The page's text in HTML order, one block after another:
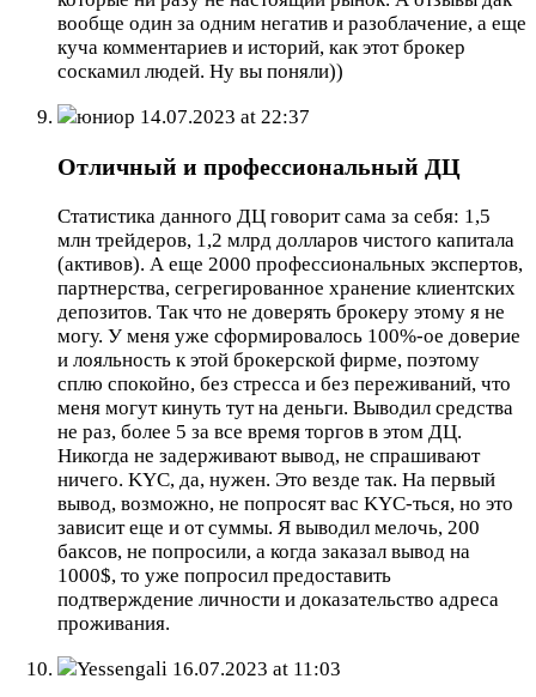
вообще один за одним негатив и разоблачение, а еще
куча комментариев и историй, как этот брокер
соскамил людей. Ну вы поняли))
юниор 14.07.2023 at 22:37
Отличный и профессиональный ДЦ
Статистика данного ДЦ говорит сама за себя: 1,5
млн трейдеров, 1,2 млрд долларов чистого капитала
(активов). А еще 2000 профессиональных экспертов,
партнерства, сегрегированное хранение клиентских
депозитов. Так что не доверять брокеру этому я не
могу. У меня уже сформировалось 100%-ое доверие
и лояльность к этой брокерской фирме, поэтому
сплю спокойно, без стресса и без переживаний, что
меня могут кинуть тут на деньги. Выводил средства
не раз, более 5 за все время торгов в этом ДЦ.
Никогда не задерживают вывод, не спрашивают
ничего. KYC, да, нужен. Это везде так. На первый
вывод, возможно, не попросят вас KYC-ться, но это
зависит еще и от суммы. Я выводил мелочь, 200
баксов, не попросили, а когда заказал вывод на
1000$, то уже попросил предоставить
подтверждение личности и доказательство адреса
проживания.
Yessengali 16.07.2023 at 11:03